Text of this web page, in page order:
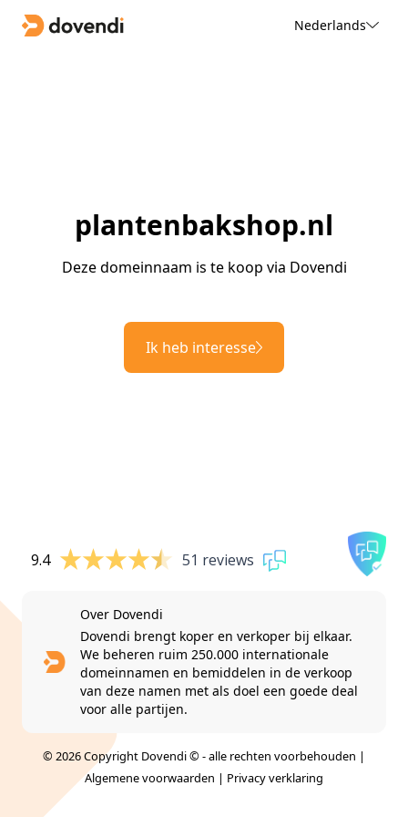
Nederlands
plantenbakshop.nl
Deze domeinnaam is te koop via Dovendi
Ik heb interesse
9.4 51 reviews
Over Dovendi
Dovendi brengt koper en verkoper bij elkaar.
We beheren ruim 250.000 internationale
domeinnamen en bemiddelen in de verkoop
van deze namen met als doel een goede deal
voor alle partijen.
© 2026 Copyright Dovendi © - alle rechten voorbehouden |
Algemene voorwaarden | Privacy verklaring